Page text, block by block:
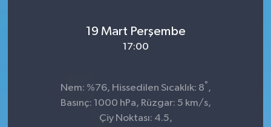
19 Mart Perşembe
17:00
Nem: %76, Hissedilen Sıcaklık: 8° ,
Basınç: 1000 hPa, Rüzgar: 5 km/s,
Çiy Noktası: 4.5,